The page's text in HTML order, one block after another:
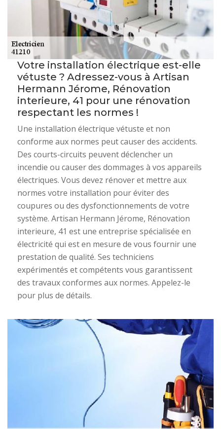
Votre installation électrique est-elle
vétuste ? Adressez-vous à Artisan
Hermann Jérome, Rénovation
interieure, 41 pour une rénovation
respectant les normes !
Une installation électrique vétuste et non
conforme aux normes peut causer des accidents.
Des courts-circuits peuvent déclencher un
incendie ou causer des dommages à vos appareils
électriques. Vous devez rénover et mettre aux
normes votre installation pour éviter des
coupures ou des dysfonctionnements de votre
système. Artisan Hermann Jérome, Rénovation
interieure, 41 est une entreprise spécialisée en
électricité qui est en mesure de vous fournir une
prestation de qualité. Ses techniciens
expérimentés et compétents vous garantissent
des travaux conformes aux normes. Appelez-le
pour plus de détails.